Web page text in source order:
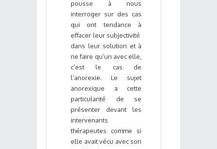
pousse à nous
interroger sur des cas
qui ont tendance à
effacer leur subjectivité
dans leur solution et à
ne faire qu’un avec elle,
c’est le cas de
l’anorexie. Le sujet
anorexique a cette
particularité de se
présenter devant les
intervenants
thérapeutes comme si
elle avait vécu avec son